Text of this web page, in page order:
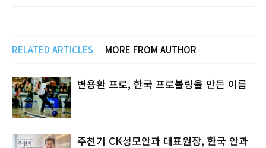
RELATED ARTICLES MORE FROM AUTHOR
변용환 프로, 한국 프로볼링을 만든 이름
주천기 CK성모안과 대표원장, 한국 안과